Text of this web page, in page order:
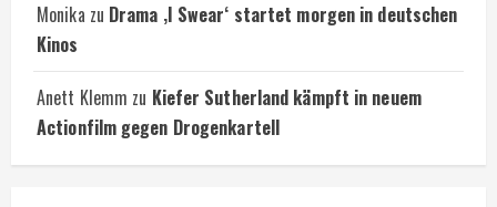
Monika zu Drama ‚I Swear‘ startet morgen in deutschen
Kinos
Anett Klemm zu Kiefer Sutherland kämpft in neuem
Actionfilm gegen Drogenkartell